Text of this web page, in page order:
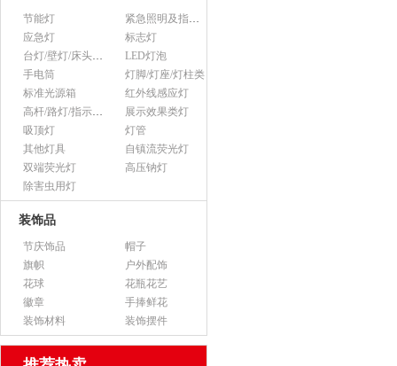
节能灯
紧急照明及指示灯
应急灯
标志灯
台灯/壁灯/床头灯/落地灯
LED灯泡
手电筒
灯脚/灯座/灯柱类
标准光源箱
红外线感应灯
高杆/路灯/指示灯类
展示效果类灯
吸顶灯
灯管
其他灯具
自镇流荧光灯
双端荧光灯
高压钠灯
除害虫用灯
装饰品
节庆饰品
帽子
旗帜
户外配饰
花球
花瓶花艺
徽章
手捧鲜花
装饰材料
装饰摆件